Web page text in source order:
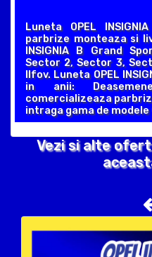
Luneta OPEL
parbrize monteaza si
INSIGNIA B Grand
Sector 2, Sector 3,
Ilfov. Luneta OPEL
in anii:
comercializeaza
intraga gama de modele
Vezi si alte